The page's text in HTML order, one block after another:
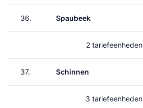
36. Spaubeek
2 tariefeenheden
37. Schinnen
3 tariefeenheden